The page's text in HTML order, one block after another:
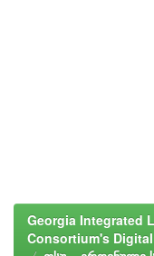
Georgia Integrated
Consortium's